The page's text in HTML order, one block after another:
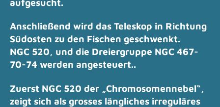
aufgesucht.
Anschließend wird das Teleskop in Richtung
Südosten zu den Fischen geschwenkt.
NGC 520, und die Dreiergruppe NGC 467-
70-74 werden angesteuert..
Zuerst NGC 520 der „Chromosomennebel“,
zeigt sich als grosses längliches irreguläres